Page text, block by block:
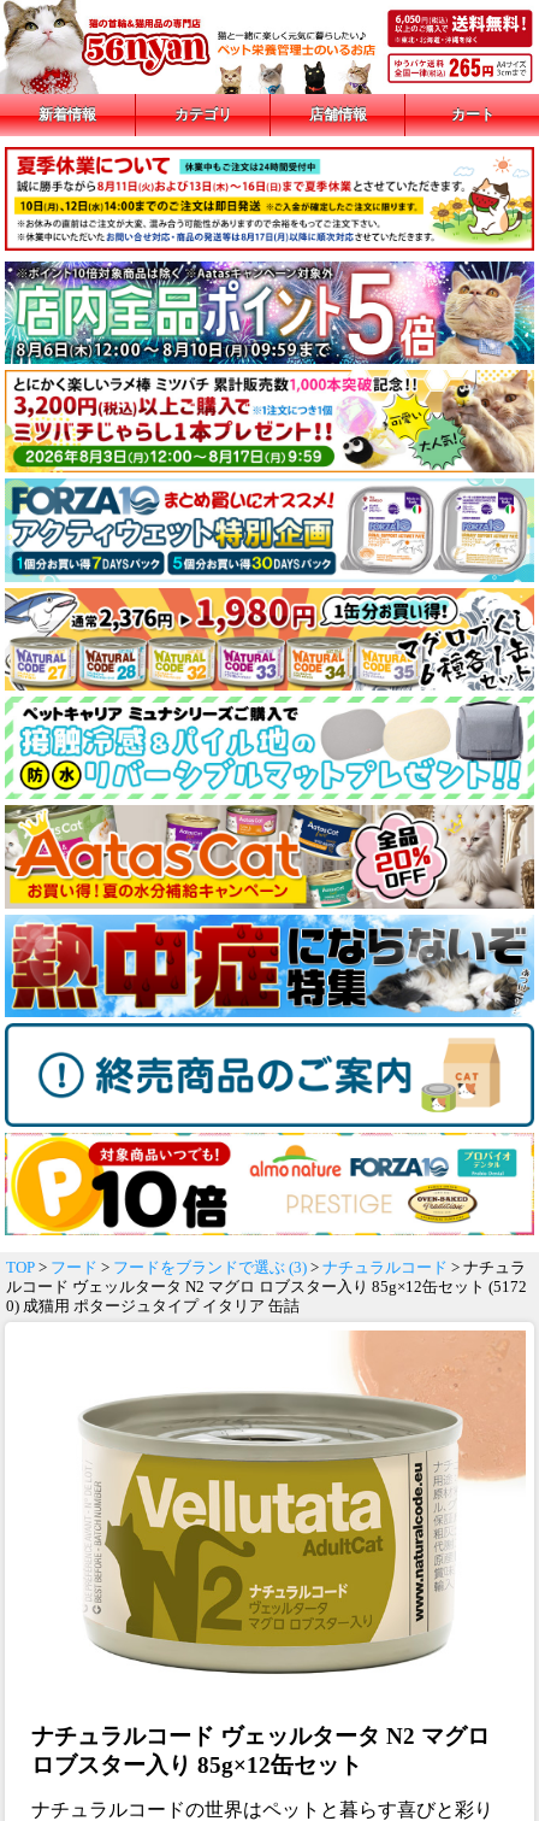
新着情報 カテゴリ 店舗情報 カート
TOP > フード > フードをブランドで選ぶ (3) > ナチュラルコード > ナチュラ
ルコード ヴェッルタータ N2 マグロ ロブスター入り 85g×12缶セット (5172
0) 成猫用 ポタージュタイプ イタリア 缶詰
ナチュラルコード ヴェッルタータ N2 マグロ
ロブスター入り 85g×12缶セット
ナチュラルコードの世界はペットと暮らす喜びと彩り